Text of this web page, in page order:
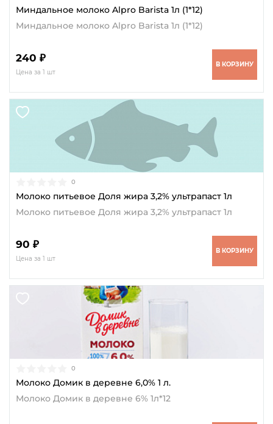
Миндальное молоко Alpro Barista 1л (1*12)
Миндальное молоко Alpro Barista 1л (1*12)
240 ₽
Цена за 1 шт
В КОРЗИНУ
0
Молоко питьевое Доля жира 3,2% ультрапаст 1л
Молоко питьевое Доля жира 3,2% ультрапаст 1л
90 ₽
Цена за 1 шт
В КОРЗИНУ
0
Молоко Домик в деревне 6,0% 1 л.
Молоко Домик в деревне 6% 1л*12